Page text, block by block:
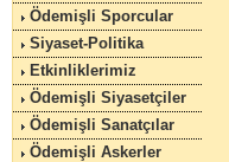
Ödemişli Sporcular
Siyaset-Politika
Etkinliklerimiz
Ödemişli Siyasetçiler
Ödemişli Sanatçılar
Ödemişli Askerler